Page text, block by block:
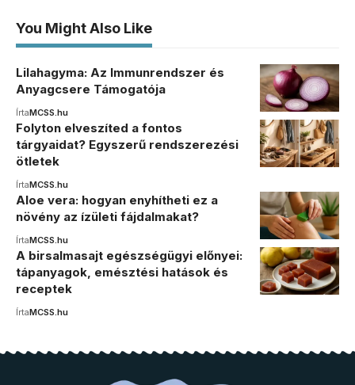
You Might Also Like
Lilahagyma: Az Immunrendszer és
Anyagcsere Támogatója
ÍrtaMCSS.hu
Folyton elveszíted a fontos
tárgyaidat? Egyszerű rendszerezési
ötletek
ÍrtaMCSS.hu
Aloe vera: hogyan enyhítheti ez a
növény az ízületi fájdalmakat?
ÍrtaMCSS.hu
A birsalmasajt egészségügyi előnyei:
tápanyagok, emésztési hatások és
receptek
ÍrtaMCSS.hu